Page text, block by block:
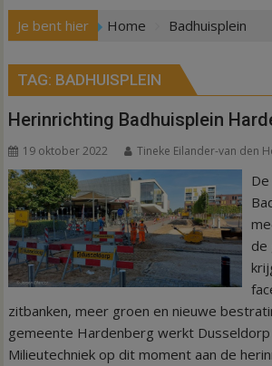
Je bent hier Home Badhuisplein
TAG: BADHUISPLEIN
Herinrichting Badhuisplein
19 oktober 2022 Tineke Eilander-van den
de
zitbanken, meer groen en nieuwe
gemeente Hardenberg werkt Dusseldorp
Milieutechniek op dit moment aan de